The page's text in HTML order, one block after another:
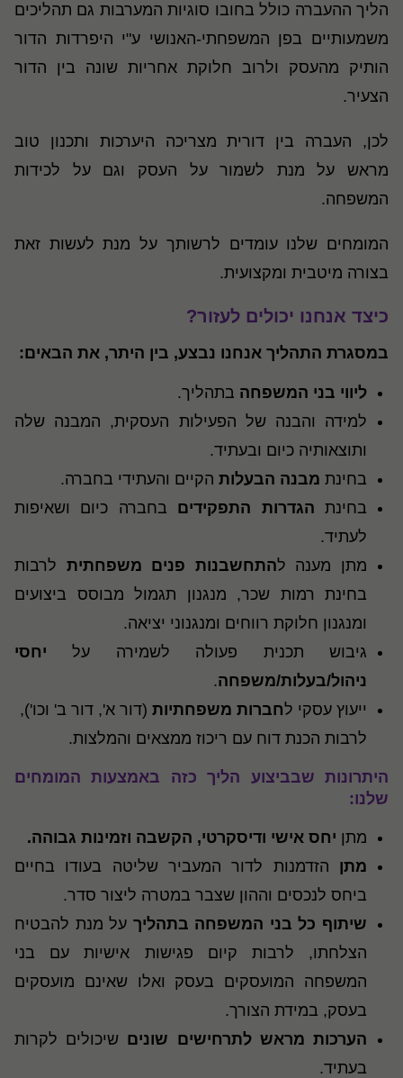
הליך ההעברה כולל בחובו סוגיות המערבות גם תהליכים
משמעותיים בפן המשפחתי-האנושי ע"י היפרדות הדור
הותיק מהעסק ולרוב חלוקת אחריות שונה בין הדור
הצעיר.
לכן, העברה בין דורית מצריכה היערכות ותכנון טוב
מראש על מנת לשמור על העסק וגם על לכידות
המשפחה.
המומחים שלנו עומדים לרשותך על מנת לעשות זאת
בצורה מיטבית ומקצועית.
כיצד אנחנו יכולים לעזור?
במסגרת התהליך אנחנו נבצע, בין היתר, את הבאים:
ליווי בני המשפחה בתהליך.
למידה והבנה של הפעילות העסקית, המבנה שלה
ותוצאותיה כיום ובעתיד.
בחינת מבנה הבעלות הקיים והעתידי בחברה.
בחינת הגדרות התפקידים בחברה כיום ושאיפות
לעתיד.
מתן מענה להתחשבנות פנים משפחתית לרבות
בחינת רמות שכר, מנגנון תגמול מבוסס ביצועים
ומנגנון חלוקת רווחים ומנגנוני יציאה.
גיבוש תכנית פעולה לשמירה על יחסי
ניהול/בעלות/משפחה.
ייעוץ עסקי לחברות משפחתיות (דור א', דור ב' וכו'),
לרבות הכנת דוח עם ריכוז ממצאים והמלצות.
היתרונות שבביצוע הליך כזה באמצעות המומחים
שלנו:
מתן יחס אישי ודיסקרטי, הקשבה וזמינות גבוהה.
מתן הזדמנות לדור המעביר שליטה בעודו בחיים
ביחס לנכסים וההון שצבר במטרה ליצור סדר.
שיתוף כל בני המשפחה בתהליך על מנת להבטיח
הצלחתו, לרבות קיום פגישות אישיות עם בני
המשפחה המועסקים בעסק ואלו שאינם מועסקים
בעסק, במידת הצורך.
הערכות מראש לתרחישים שונים שיכולים לקרות
בעתיד.